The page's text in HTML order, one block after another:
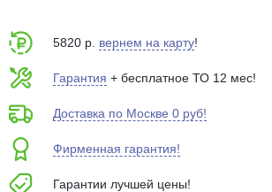
5820 р. вернем на карту!
Гарантия + бесплатное ТО 12 мес!
Доставка по Москве 0 руб!
Фирменная гарантия!
Гарантии лучшей цены!
Подробнее